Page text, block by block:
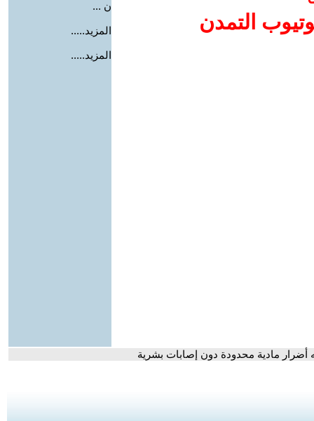
التمدن
ن ...
المزيد.....
المزيد.....
أضرار مادية محدودة دون إصابات بشرية